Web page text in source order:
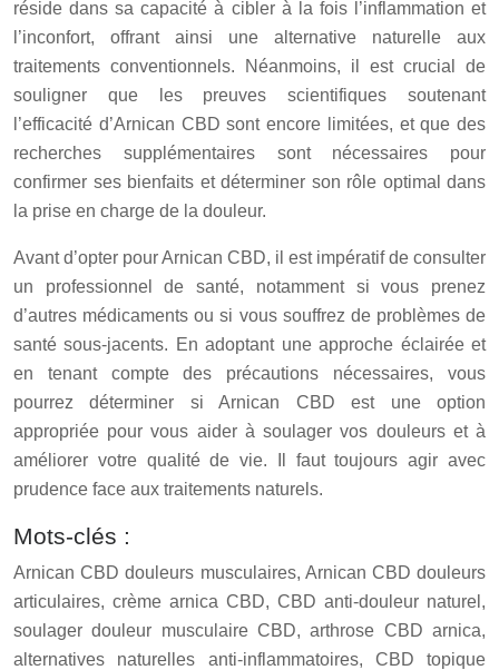
réside dans sa capacité à cibler à la fois l’inflammation et
l’inconfort, offrant ainsi une alternative naturelle aux
traitements conventionnels. Néanmoins, il est crucial de
souligner que les preuves scientifiques soutenant
l’efficacité d’Arnican CBD sont encore limitées, et que des
recherches supplémentaires sont nécessaires pour
confirmer ses bienfaits et déterminer son rôle optimal dans
la prise en charge de la douleur.
Avant d’opter pour Arnican CBD, il est impératif de consulter
un professionnel de santé, notamment si vous prenez
d’autres médicaments ou si vous souffrez de problèmes de
santé sous-jacents. En adoptant une approche éclairée et
en tenant compte des précautions nécessaires, vous
pourrez déterminer si Arnican CBD est une option
appropriée pour vous aider à soulager vos douleurs et à
améliorer votre qualité de vie. Il faut toujours agir avec
prudence face aux traitements naturels.
Mots-clés :
Arnican CBD douleurs musculaires, Arnican CBD douleurs
articulaires, crème arnica CBD, CBD anti-douleur naturel,
soulager douleur musculaire CBD, arthrose CBD arnica,
alternatives naturelles anti-inflammatoires, CBD topique